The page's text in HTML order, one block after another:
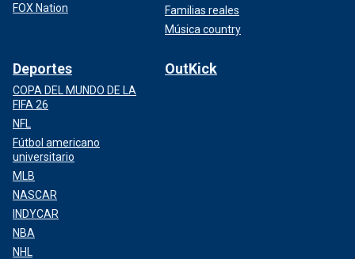
FOX Nation
Familias reales
Música country
Deportes
COPA DEL MUNDO DE LA
FIFA 26
NFL
Fútbol americano
universitario
MLB
NASCAR
INDYCAR
NBA
NHL
OutKick